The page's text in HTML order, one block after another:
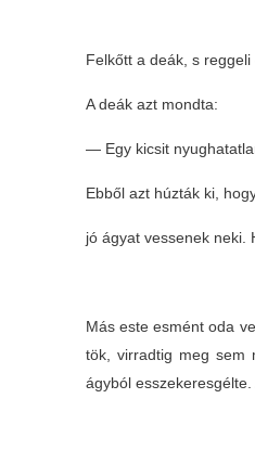
Felkőtt a deák, s
A deák azt mondta:
— Egy kicsit
Ebből azt húzták ki,
jó ágyat vessenek neki.
Más este esmént oda
tök, virradtig meg sem
ágyból